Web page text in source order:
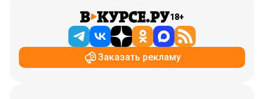
18+
Заказать рекламу